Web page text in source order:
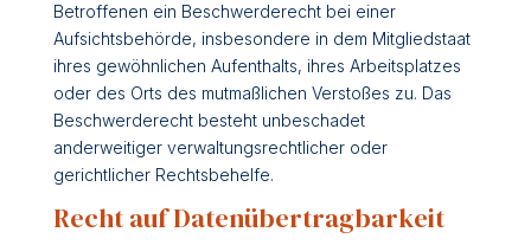
Betroffenen ein Beschwerderecht bei einer
Aufsichtsbehörde, insbesondere in dem Mitgliedstaat
ihres gewöhnlichen Aufenthalts, ihres Arbeitsplatzes
oder des Orts des mutmaßlichen Verstoßes zu. Das
Beschwerderecht besteht unbeschadet
anderweitiger verwaltungsrechtlicher oder
gerichtlicher Rechtsbehelfe.
Recht auf Daten­übertrag­barkeit